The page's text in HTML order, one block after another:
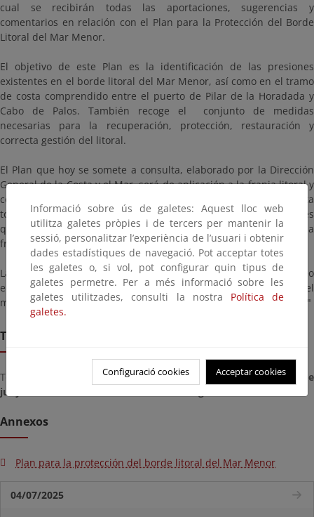
cual se recibirán todas las aportaciones, sugerencias y
comentarios en relación con el Plan para la Protección del Borde
Litoral del Mar Menor.
El objetivo de este Plan es la identificación de las presiones
existentes en el borde litoral del Mar Menor, así como en el tramo
de costa comprendido entre el puerto de Pilar de la Horadada y
Cabo de Palos. También recoge el conjunto de medidas
necesarias para la recuperación, protección, restauración y
correcta gestión del litoral.
El Plan que hoy se somete a consulta, elaborado por la Dirección
General de la Costa y el Mar, será de aplicación a la franja litoral y
contempla mejoras en su manejo y gestión, teniendo en cuenta
todos los condicionantes físicos, humanos y medioambientales
que puedan afectar en mayor o menor medida al devenir de dicha
franja litoral y la mejora de sus condiciones de uso.
Las contribuciones deberán remitirse a la dirección de correo
electrónico bzn-sgpcosta@miteco.es indicando en el asunto del
mensaje "Plan para la protección del borde litoral del Mar Menor"
Termini de remissió
Termini per presentar documents des del diadijous, 25 de de
juny de 2020
Annexos
Plan para la protección del borde litoral del Mar Menor
04/07/2025
Informació sobre ús de galetes: Aquest lloc web
utilitza galetes pròpies i de tercers per mantenir la
sessió, personalitzar l’experiència de l’usuari i obtenir
dades estadístiques de navegació. Pot acceptar totes
les galetes o, si vol, pot configurar quin tipus de
galetes permetre. Per a més informació sobre les
galetes utilitzades, consulti la nostra Política de
galetes.
Configuració cookies Acceptar cookies